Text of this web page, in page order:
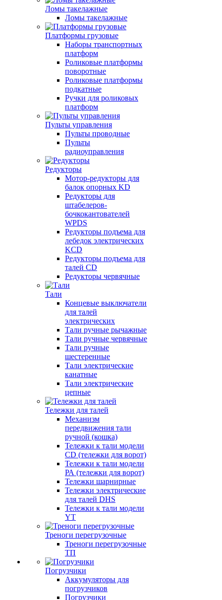
Ломы такелажные
Ломы такелажные
Платформы грузовые
Наборы транспортных
платформ
Роликовые платформы
поворотные
Роликовые платформы
подкатные
Ручки для роликовых
платформ
Пульты управления
Пульты проводные
Пульты
радиоуправления
Редукторы
Мотор-редукторы для
балок опорных KD
Редукторы для
штабелеров-
бочкокантователей
WPDS
Редукторы подъема для
лебедок электрических
KCD
Редукторы подъема для
талей CD
Редукторы червячные
Тали
Концевые выключатели
для талей
электрических
Тали ручные рычажные
Тали ручные червячные
Тали ручные
шестеренные
Тали электрические
канатные
Тали электрические
цепные
Тележки для талей
Механизм
передвижения тали
ручной (кошка)
Тележки к тали модели
CD (тележки для ворот)
Тележки к тали модели
РА (тележки для ворот)
Тележки шарнирные
Тележки электрические
для талей DHS
Тележки к тали модели
YT
Треноги перегрузочные
Треноги перегрузочные
ТП
Погрузчики
Аккумуляторы для
погрузчиков
Погрузчики